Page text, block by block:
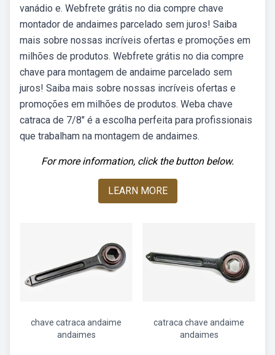
vanádio e. Webfrete grátis no dia compre chave
montador de andaimes parcelado sem juros! Saiba
mais sobre nossas incríveis ofertas e promoções em
milhões de produtos. Webfrete grátis no dia compre
chave para montagem de andaime parcelado sem
juros! Saiba mais sobre nossas incríveis ofertas e
promoções em milhões de produtos. Weba chave
catraca de 7/8″ é a escolha perfeita para profissionais
que trabalham na montagem de andaimes.
For more information, click the button below.
LEARN MORE
chave catraca andaime
andaimes
catraca chave andaime
andaimes